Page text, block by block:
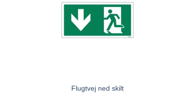
Flugtvej ned skilt